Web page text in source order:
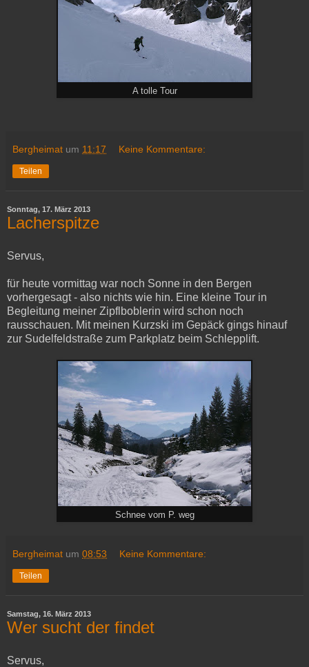
A tolle Tour
Bergheimat um 11:17 Keine Kommentare:
Teilen
Sonntag, 17. März 2013
Lacherspitze
Servus,
für heute vormittag war noch Sonne in den Bergen
vorhergesagt - also nichts wie hin. Eine kleine Tour in
Begleitung meiner Zipflboblerin wird schon noch
rausschauen. Mit meinen Kurzski im Gepäck gings hinauf
zur Sudelfeldstraße zum Parkplatz beim Schlepplift.
Schnee vom P. weg
Bergheimat um 08:53 Keine Kommentare:
Teilen
Samstag, 16. März 2013
Wer sucht der findet
Servus,